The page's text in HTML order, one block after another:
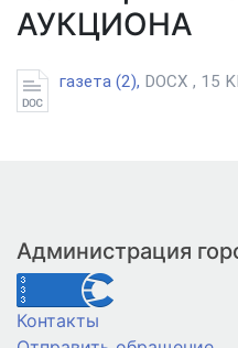
АУКЦИОНА
газета (2), DOCX , 15
Администрация
Контакты